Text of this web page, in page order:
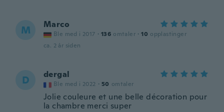
M Marco
Ble med i 2017 · 136 omtaler · 10 opplastinger
ca. 2 år siden
D dergal
Ble med i 2022 · 50 omtaler
Jolie couleure et une belle décoration pour
la chambre merci super